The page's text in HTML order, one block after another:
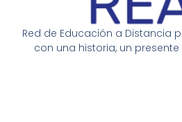
Red de Educación a Distancia
con una historia, un